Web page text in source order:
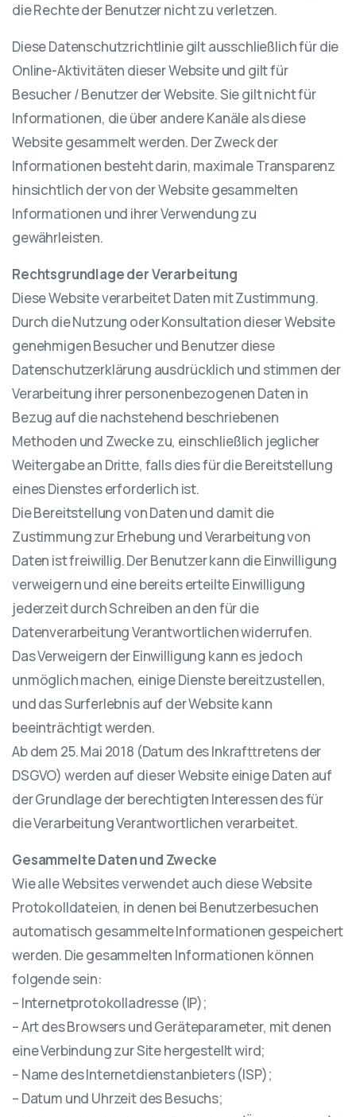
die Rechte der Benutzer nicht zu verletzen.
Diese Datenschutzrichtlinie gilt ausschließlich für die
Online-Aktivitäten dieser Website und gilt für
Besucher / Benutzer der Website. Sie gilt nicht für
Informationen, die über andere Kanäle als diese
Website gesammelt werden. Der Zweck der
Informationen besteht darin, maximale Transparenz
hinsichtlich der von der Website gesammelten
Informationen und ihrer Verwendung zu
gewährleisten.
Rechtsgrundlage der Verarbeitung
Diese Website verarbeitet Daten mit Zustimmung.
Durch die Nutzung oder Konsultation dieser Website
genehmigen Besucher und Benutzer diese
Datenschutzerklärung ausdrücklich und stimmen der
Verarbeitung ihrer personenbezogenen Daten in
Bezug auf die nachstehend beschriebenen
Methoden und Zwecke zu, einschließlich jeglicher
Weitergabe an Dritte, falls dies für die Bereitstellung
eines Dienstes erforderlich ist.
Die Bereitstellung von Daten und damit die
Zustimmung zur Erhebung und Verarbeitung von
Daten ist freiwillig. Der Benutzer kann die Einwilligung
verweigern und eine bereits erteilte Einwilligung
jederzeit durch Schreiben an den für die
Datenverarbeitung Verantwortlichen widerrufen.
Das Verweigern der Einwilligung kann es jedoch
unmöglich machen, einige Dienste bereitzustellen,
und das Surferlebnis auf der Website kann
beeinträchtigt werden.
Ab dem 25. Mai 2018 (Datum des Inkrafttretens der
DSGVO) werden auf dieser Website einige Daten auf
der Grundlage der berechtigten Interessen des für
die Verarbeitung Verantwortlichen verarbeitet.
Gesammelte Daten und Zwecke
Wie alle Websites verwendet auch diese Website
Protokolldateien, in denen bei Benutzerbesuchen
automatisch gesammelte Informationen gespeichert
werden. Die gesammelten Informationen können
folgende sein:
– Internetprotokolladresse (IP);
– Art des Browsers und Geräteparameter, mit denen
eine Verbindung zur Site hergestellt wird;
– Name des Internetdienstanbieters (ISP);
– Datum und Uhrzeit des Besuchs;